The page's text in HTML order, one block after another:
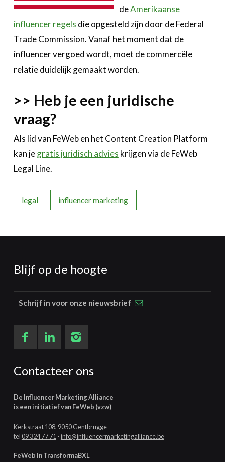
deAmerikaanse
influencer regels die opgesteld zijn door de Federal
Trade Commission. Vanaf het moment dat de
influencer vergoed wordt, moet de commercële
relatie duidelijk gemaakt worden.
>> Heb je een juridische
vraag?
Als lid van FeWeb en het Content Creation Platform
kan jegratis juridisch advies krijgen via de FeWeb
Legal Line.
legal influencer marketing
Blijf op de hoogte
Schrijf in voor onze nieuwsbrief
Contacteer ons
De Influencer Marketing Alliance
is een initiatief van FeWeb (vzw)
Kerkstraat 108, 9050 Gentbrugge
tel09 324 77 71 -info@influencermarketingalliance.be
FeWeb in TransformaBXL